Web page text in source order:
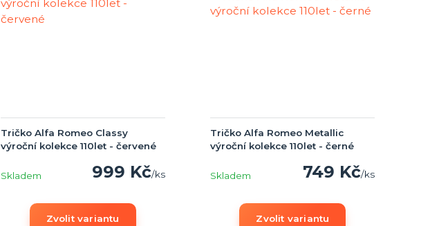
Tričko Alfa Romeo Classy
výroční kolekce 110let - červené
999 Kč/ks
Skladem
Zvolit variantu
Tričko Alfa Romeo Metallic
výroční kolekce 110let - černé
749 Kč/ks
Skladem
Zvolit variantu